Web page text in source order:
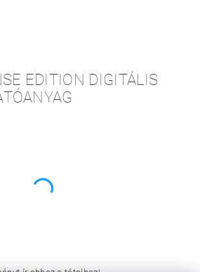
EDITION DIGITÁLIS